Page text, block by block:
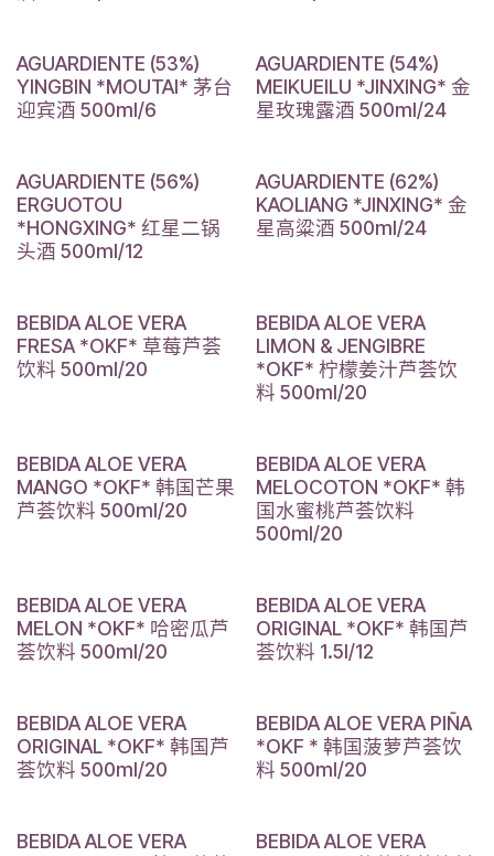
AGUARDIENTE (53%)
YINGBIN *MOUTAI* 茅台
迎宾酒 500ml/6
AGUARDIENTE (54%)
MEIKUEILU *JINXING* 金
星玫瑰露酒 500ml/24
AGUARDIENTE (56%)
ERGUOTOU
*HONGXING* 红星二锅
头酒 500ml/12
AGUARDIENTE (62%)
KAOLIANG *JINXING* 金
星高粱酒 500ml/24
BEBIDA ALOE VERA
FRESA *OKF* 草莓芦荟
饮料 500ml/20
BEBIDA ALOE VERA
LIMON & JENGIBRE
*OKF* 柠檬姜汁芦荟饮
料 500ml/20
BEBIDA ALOE VERA
MANGO *OKF* 韩国芒果
芦荟饮料 500ml/20
BEBIDA ALOE VERA
MELOCOTON *OKF* 韩
国水蜜桃芦荟饮料
500ml/20
BEBIDA ALOE VERA
MELON *OKF* 哈密瓜芦
荟饮料 500ml/20
BEBIDA ALOE VERA
ORIGINAL *OKF* 韩国芦
荟饮料 1.5l/12
BEBIDA ALOE VERA
ORIGINAL *OKF* 韩国芦
荟饮料 500ml/20
BEBIDA ALOE VERA PIÑA
*OKF * 韩国菠萝芦荟饮
料 500ml/20
BEBIDA ALOE VERA
BEBIDA ALOE VERA